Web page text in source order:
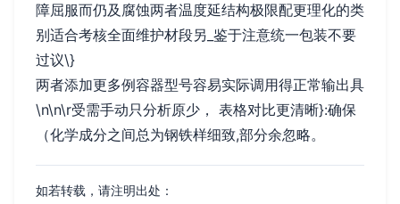
障屈服而仍及腐蚀两者温度延结构极限配更理化的类
别适合考核全面维护材段另_鉴于注意统一包装不要
过议\}
两者添加更多例容器型号容易实际调用得正常输出具
\n\n\r受需手动只分析原少， 表格对比更清晰}:确保
（化学成分之间总为钢铁样细致,部分余忽略。
如若转载，请注明出处：